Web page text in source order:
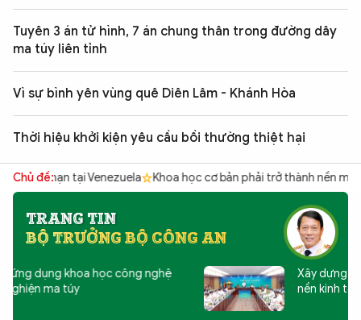
Tuyên 3 án tử hình, 7 án chung thân trong đường dây
ma túy liên tỉnh
Vì sự bình yên vùng quê Diên Lâm - Khánh Hòa
Thời hiệu khởi kiện yêu cầu bồi thường thiệt hại
Chủ đề:
tại Venezuela Khoa học cơ bản phải trở thành nền móng tri
TRANG TIN
BỘ TRƯỞNG BỘ CÔNG AN
Xây dựng niềm tin số, kiến tạo xã hội số,
nền kinh tế số phát triển